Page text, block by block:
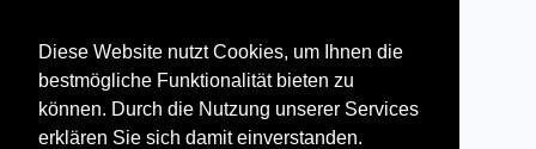
Diese Website nutzt Cookies, um Ihnen die
bestmögliche Funktionalität bieten zu
können. Durch die Nutzung unserer Services
erklären Sie sich damit einverstanden.